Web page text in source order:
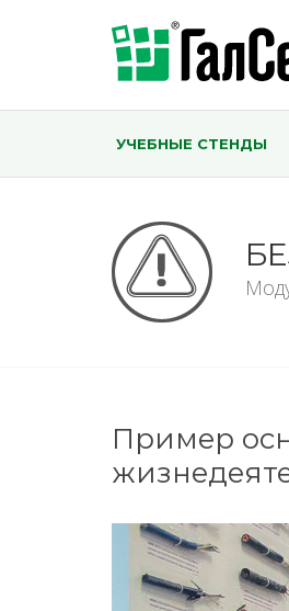
УЧЕБНЫЕ СТЕНДЫ
Пример